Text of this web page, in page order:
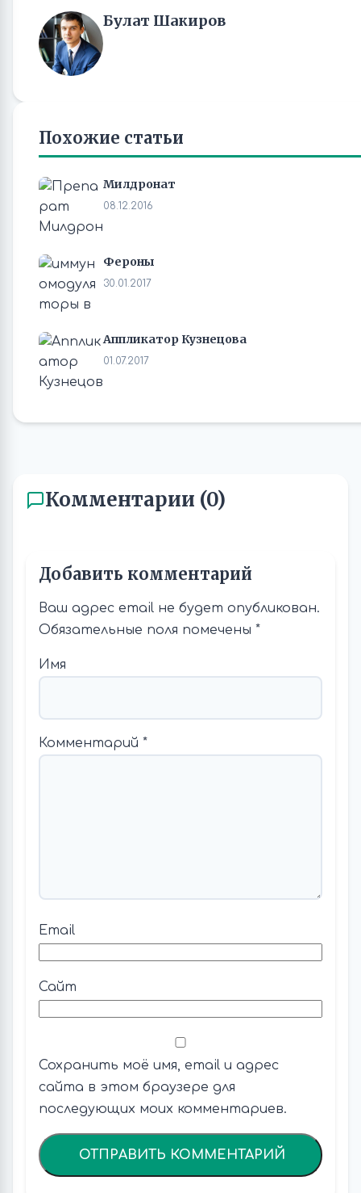
Булат Шакиров
Похожие статьи
Милдронат
08.12.2016
Фероны
30.01.2017
Аппликатор Кузнецова
01.07.2017
Комментарии (0)
Добавить комментарий
Ваш адрес email не будет опубликован.
Обязательные поля помечены *
Имя
Комментарий *
Email
Сайт
Сохранить моё имя, email и адрес
сайта в этом браузере для
последующих моих комментариев.